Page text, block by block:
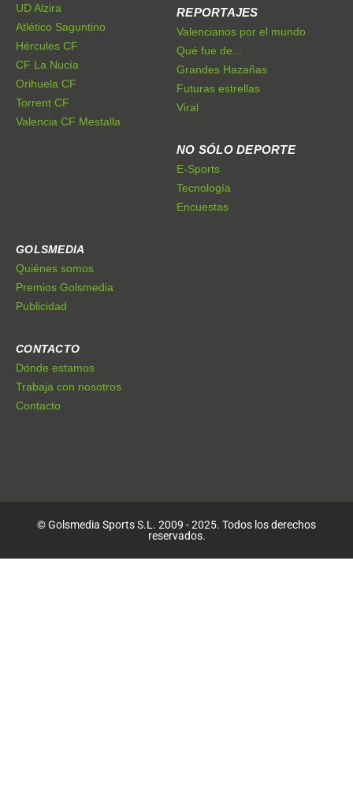
UD Alzira
Atlético Saguntino
Hércules CF
CF La Nucía
Orihuela CF
Torrent CF
Valencia CF Mestalla
REPORTAJES
Valencianos por el mundo
Qué fue de...
Grandes Hazañas
Futuras estrellas
Viral
NO SÓLO DEPORTE
E-Sports
Tecnología
Encuestas
GOLSMEDIA
Quiénes somos
Premios Golsmedia
Publicidad
CONTACTO
Dónde estamos
Trabaja con nosotros
Contacto
© Golsmedia Sports S.L. 2009 - 2025. Todos los derechos
reservados.